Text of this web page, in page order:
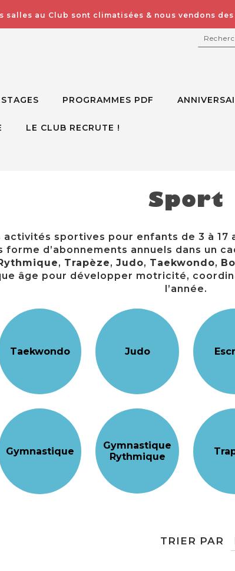
salles au Club sont climatisées & nous vendons
STAGES PROGRAMMES PDF
LE CLUB RECRUTE !
Sport
activités sportives pour enfants de 3 à 17
forme d’abonnements annuels dans un
, Trapèze, Judo, Taekwondo,
âge pour développer motricité,
l’année.
Taekwondo Judo
Gymnastique
Gymnastique
Rythmique
TRIER PAR